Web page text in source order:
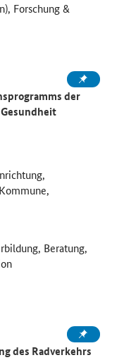
Forschung &
der
Beratung,
des Radverkehrs